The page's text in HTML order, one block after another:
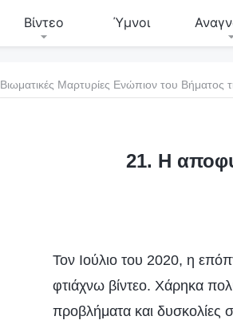
Βίντεο Ύμνοι
Βιωματικές Μαρτυρίες Ενώπιον του Βήματος
21. Η
Τον Ιούλιο του 2020, η
φτιάχνω βίντεο. Χάρηκα
προβλήματα και δυσκολίες